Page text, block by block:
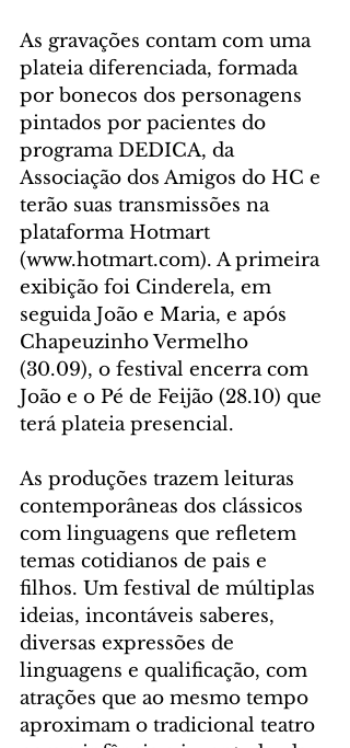
As gravações contam com uma
plateia diferenciada, formada
por bonecos dos personagens
pintados por pacientes do
programa DEDICA, da
Associação dos Amigos do HC e
terão suas transmissões na
plataforma Hotmart
(www.hotmart.com). A primeira
exibição foi Cinderela, em
seguida João e Maria, e após
Chapeuzinho Vermelho
(30.09), o festival encerra com
João e o Pé de Feijão (28.10) que
terá plateia presencial.
As produções trazem leituras
contemporâneas dos clássicos
com linguagens que refletem
temas cotidianos de pais e
filhos. Um festival de múltiplas
ideias, incontáveis saberes,
diversas expressões de
linguagens e qualificação, com
atrações que ao mesmo tempo
aproximam o tradicional teatro